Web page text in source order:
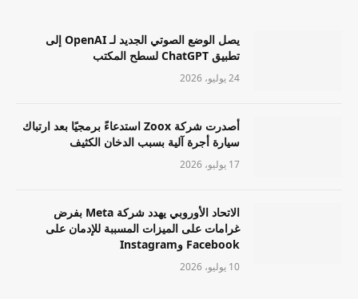
يصل الوضع الصوتي الجديد لـ OpenAI إلى
تطبيق ChatGPT لسطح المكتب
24 يوليو، 2026
أصدرت شركة Zoox استدعاءً برمجيًا بعد ارتباك
سيارة أجرة آلية بسبب الدخان الكثيف
17 يوليو، 2026
الاتحاد الأوروبي يهدد شركة Meta بفرض
غرامات على الميزات المسببة للإدمان على
Facebook وInstagram
10 يوليو، 2026